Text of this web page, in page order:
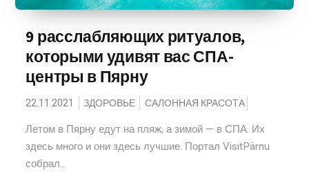
9 расслабляющих ритуалов,
которыми удивят вас СПА-
центры в Пярну
22.11.2021 ЗДОРОВЬЕ САЛОННАЯ КРАСОТА
Летом в Пярну едут на пляж, а зимой — в СПА. Их
здесь много и они здесь лучшие. Портал VisitPärnu
собрал...